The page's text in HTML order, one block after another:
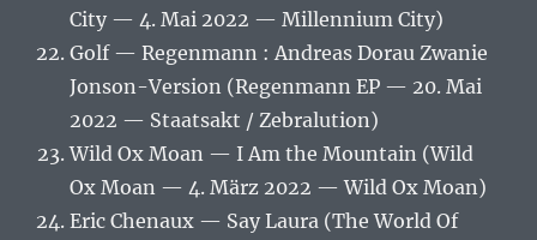
City — 4. Mai 2022 — Millennium City)
Golf — Regenmann : Andreas Dorau Zwanie
Jonson-Version (Regenmann EP — 20. Mai
2022 — Staatsakt / Zebralution)
Wild Ox Moan — I Am the Mountain (Wild
Ox Moan — 4. März 2022 — Wild Ox Moan)
Eric Chenaux — Say Laura (The World Of